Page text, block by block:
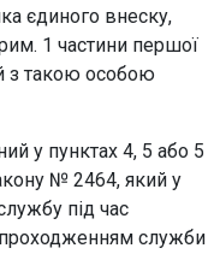
єдиного внеску,
1 частини першої
з такою особою
у пунктах 4, 5 або 5
№ 2464, який у
під час
проходженням служби